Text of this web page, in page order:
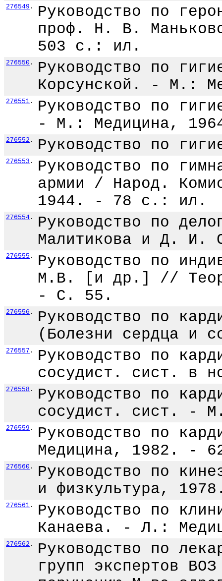
276549 .
Руководство по
проф. Н. В.
503 с.: ил.
276550 .
Руководство по
Корсунской. - М.:
276551 .
Руководство по
- М.: Медицина,
276552 . Руководство по
276553 .
Руководство по
армии / Народ.
1944. - 78 с.: ил.
276554 .
Руководство по
Малитикова и Д.
276555 .
Руководство по
М.В. [и др.] //
- С. 55.
276556 .
Руководство по
(Болезни сердца
276557 .
Руководство по
сосудист. сист. в
276558 .
Руководство по
сосудист. сист. -
276559 .
Руководство по
Медицина, 1982. -
276560 .
Руководство по
и физкультура,
276561 .
Руководство по
Канаева. - Л.:
276562 .
Руководство по
групп экспертов